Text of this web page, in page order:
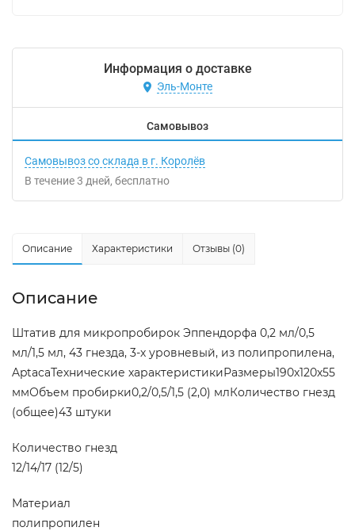
Информация о доставке
Эль-Монте
Самовывоз
Самовывоз со склада в г. Королёв
В течение3 дней Бесплатно
Описание Характеристики Отзывы (0)
Описание
Штатив для микропробирок Эппендорфа 0,2 мл/0,5
мл/1,5 мл, 43 гнезда, 3-х уровневый, из полипропилена,
AptacaТехнические характеристикиРазмеры190х120х55
ммОбъем пробирки0,2/0,5/1,5 (2,0) млКоличество гнезд
(общее)43 штуки
Количество гнезд
12/14/17 (12/5)
Материал
полипропилен